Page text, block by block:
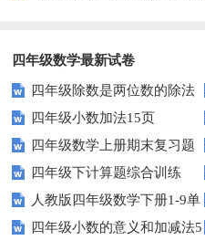
四年级数学最新试卷
四年级除数是两位数的除法
11页四年级小数加法15页
四年级数学上册期末复习题
及详细答案(5套)
四年级下计算题综合训练
（师版）
人教版四年级数学下册1-9单
元试题(含期中及3套期末)
四年级小数的意义和加减法5